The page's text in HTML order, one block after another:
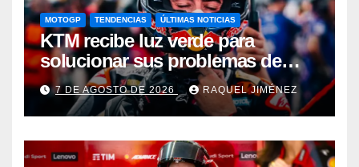
MOTOGP TENDENCIAS ÚLTIMAS NOTICIAS
KTM recibe luz verde para
solucionar sus problemas de
motor: una gran noticia para
Pedro Acosta
7 DE AGOSTO DE 2026 RAQUEL JIMÉNEZ